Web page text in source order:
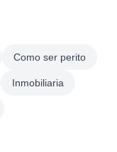
Como ser perito
Inmobiliaria